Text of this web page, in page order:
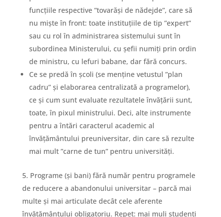
funcțiile respective ”tovarăși de nădejde”, care să
nu miște în front: toate instituțiile de tip ”expert”
sau cu rol în administrarea sistemului sunt în
subordinea Ministerului, cu șefii numiți prin ordin
de ministru, cu lefuri babane, dar fără concurs.
Ce se predă în școli (se menține vetustul ”plan
cadru” și elaborarea centralizată a programelor),
ce și cum sunt evaluate rezultatele învățării sunt,
toate, în pixul ministrului. Deci, alte instrumente
pentru a întări caracterul academic al
învățământului preuniversitar, din care să rezulte
mai mult ”carne de tun” pentru universități.
Programe (și bani) fără număr pentru programele
de reducere a abandonului universitar – parcă mai
multe și mai articulate decât cele aferente
învățământului obligatoriu. Repet: mai muli studenți